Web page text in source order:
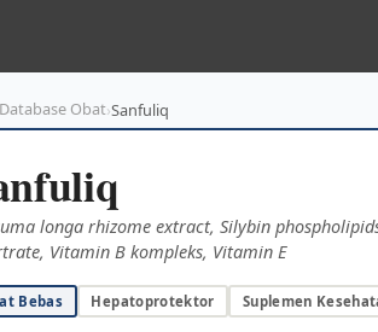
Database Obat›Sanfuliq
longa rhizome extract, Silybin
Vitamin B kompleks, Vitamin E
Bebas Hepatoprotektor Suplemen